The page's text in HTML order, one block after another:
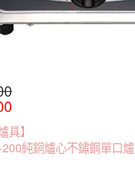
具】
純銅爐心不鏽鋼單口爐